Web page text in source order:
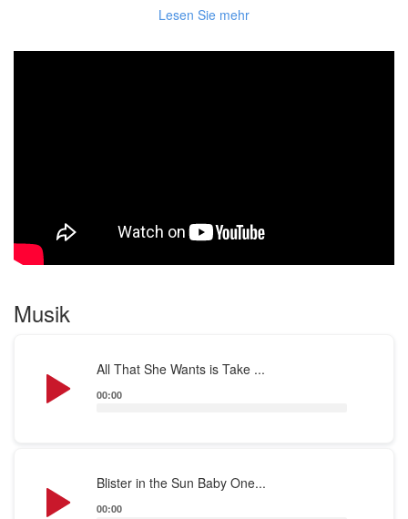
Sound der Originale durch die Genres Alternative,
Im November 2025 perfomten die Hollywood Stars
Kate Hudson und Hugh Jackman im Berliner
Fluxbau im Rahmen einer Filmpremiere den Song
Musik
All That She Wants is Take ...
Player
00:00
Blister in the Sun Baby One...
Player
00:00